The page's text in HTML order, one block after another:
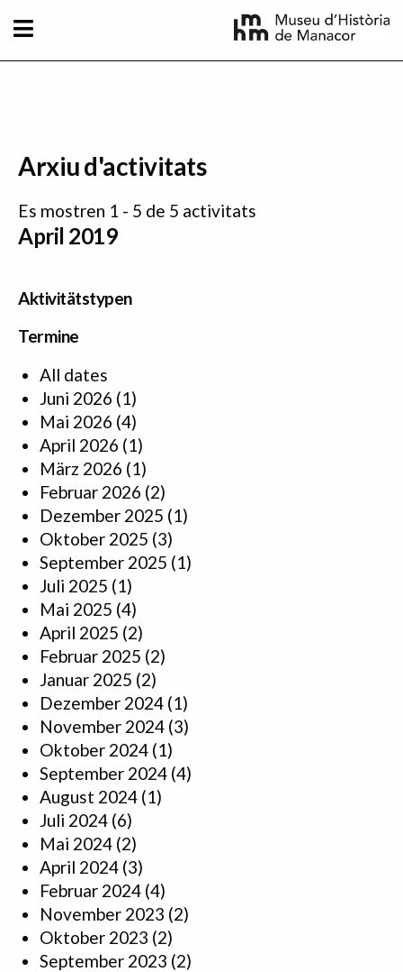
Arxiu d'activitats
Es mostren 1 - 5 de 5 activitats
April 2019
Aktivitätstypen
Termine
All dates
Juni 2026 (1)
Mai 2026 (4)
April 2026 (1)
März 2026 (1)
Februar 2026 (2)
Dezember 2025 (1)
Oktober 2025 (3)
September 2025 (1)
Juli 2025 (1)
Mai 2025 (4)
April 2025 (2)
Februar 2025 (2)
Januar 2025 (2)
Dezember 2024 (1)
November 2024 (3)
Oktober 2024 (1)
September 2024 (4)
August 2024 (1)
Juli 2024 (6)
Mai 2024 (2)
April 2024 (3)
Februar 2024 (4)
November 2023 (2)
Oktober 2023 (2)
September 2023 (2)